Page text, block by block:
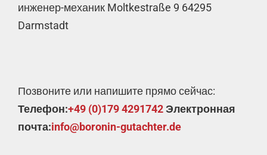
инженер-механик Moltkestraße 9 64295
Darmstadt
Позвоните или напишите прямо сейчас:
Телефон:+49 (0)179 4291742Электронная
почта:info@boronin-gutachter.de